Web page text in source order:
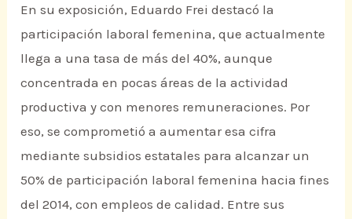
En su exposición, Eduardo Frei destacó la
participación laboral femenina, que actualmente
llega a una tasa de más del 40%, aunque
concentrada en pocas áreas de la actividad
productiva y con menores remuneraciones. Por
eso, se comprometió a aumentar esa cifra
mediante subsidios estatales para alcanzar un
50% de participación laboral femenina hacia fines
del 2014, con empleos de calidad. Entre sus